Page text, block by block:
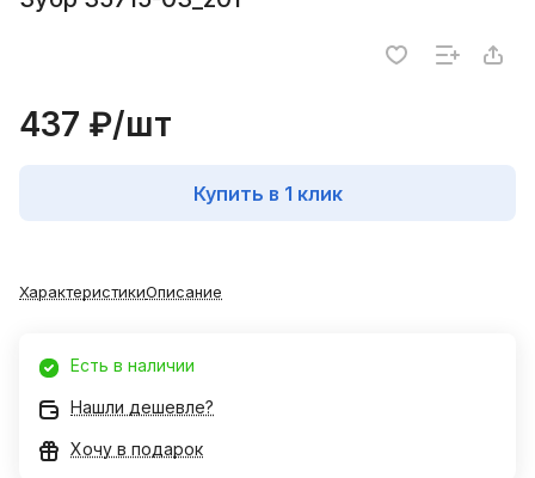
437 ₽/шт
Купить в 1 клик
ХарактеристикиОписание
Есть в наличии
Нашли дешевле?
Хочу в подарок